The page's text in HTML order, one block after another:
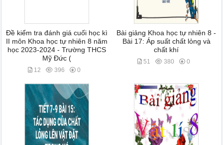
Đề kiểm tra đánh giá cuối học kì
II môn Khoa học tự nhiên 8 năm
học 2023-2024 - Trường THCS
Mỹ Đức (
12 396 0
Bài giảng Khoa học tự nhiên 8 -
Bài 17: Áp suất chất lỏng và
chất khí
51 380 0